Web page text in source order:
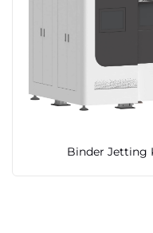
Binder Jetting